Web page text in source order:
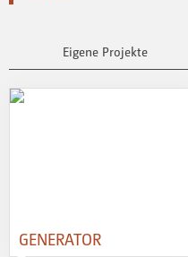
Eigene Projekte
GENERATOR